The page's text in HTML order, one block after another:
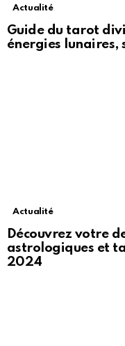
Actualité
Guide du tarot
énergies lunaires,
Actualité
Découvrez votre
astrologiques et
2024